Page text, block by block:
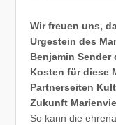
Wir freuen uns,
Urgestein des
Benjamin
Kosten für diese
Partnerseiten
Zukunft
So kann die